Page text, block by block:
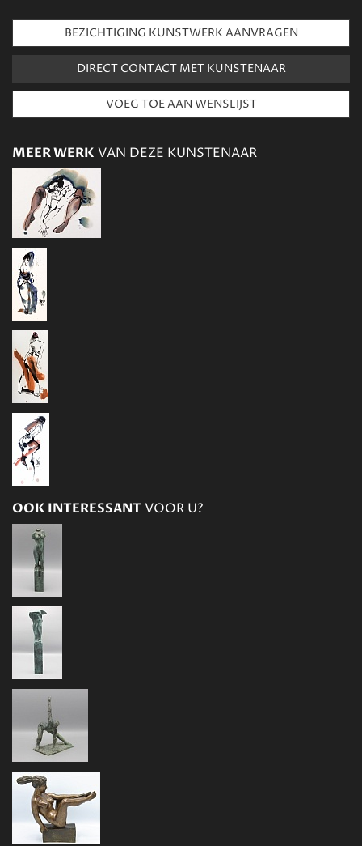
BEZICHTIGING KUNSTWERK AANVRAGEN
DIRECT CONTACT MET KUNSTENAAR
MEER WERK VAN DEZE KUNSTENAAR
OOK INTERESSANTVOOR U?